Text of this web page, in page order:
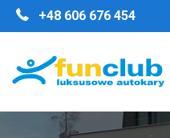
+48 606 676 454